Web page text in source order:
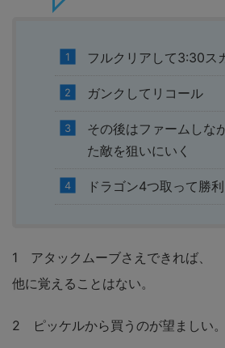
フルクリアして3:30ス
ガンクしてリコール
その後はファームしな
た敵を狙いにいく
ドラゴン4つ取って勝利
1 アタックムーブさえできれば、
他に覚えることはない。
2 ピッケルから買うのが望ましい。